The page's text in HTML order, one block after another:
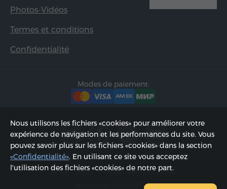
Photos-Vidéos
Termes et conditions
Confidentialité
Modes de paiement:
2002 - 2026, © «Hyur Service» SARL;
Actualisée 07.08.2026
Nous utilisons les fichiers «cookies» pour améliorer votre
expérience de navigation et les performances du site. Vous
pouvez savoir plus sur les fichiers «cookies» dans la section
«Confidentialité». En utilisant ce site vous acceptez
l'utilisation des fichiers «cookies» de notre part.